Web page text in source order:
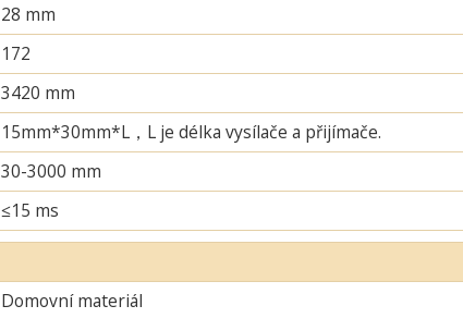
28 mm
172
3420 mm
15mm*30mm*L，L je délka vysílače a přijímače.
30-3000 mm
≤15 ms
Domovní materiál